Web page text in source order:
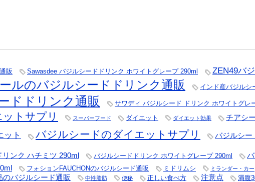
販 Sawasdee バジルシードドリンク ホワイトグレープ 290ml ZEN49バ
ルのバジルシードドリンク通販 インド産バジルシ
ドドリンク通販
サワディ バジルシード ドリンク ホワイトグレ
トサプリ
スーパーフード ダイエット ダイエット効果 チアシ
ット バジルシードのダイエットサプリ バジルシー
ンク ハチミツ 290ml バジルシードドリンク ホワイトグレープ 290ml
フォションFAUCHONのバジルシード通販 ミドリムシ ミランダー・カー
のバジルシード通販 中性脂肪 便秘 正しい食べ方 注意点 満腹